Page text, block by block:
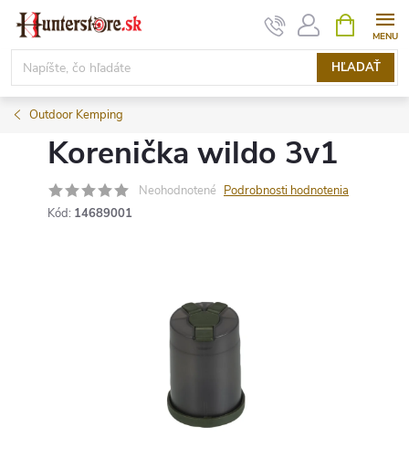
Prejsť
obsah
HĽADAŤ
KOŠÍK
Outdoor Kemping
Korenička wildo 3v1
Neohodnotené Podrobnosti hodnotenia
Kód: 14689001